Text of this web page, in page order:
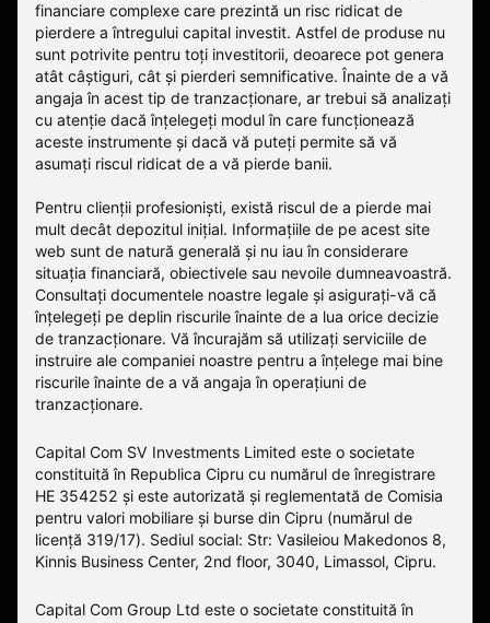
financiare complexe care prezintă un risc ridicat de
pierdere a întregului capital investit. Astfel de produse nu
sunt potrivite pentru toți investitorii, deoarece pot genera
atât câștiguri, cât și pierderi semnificative. Înainte de a vă
angaja în acest tip de tranzacționare, ar trebui să analizați
cu atenție dacă înțelegeți modul în care funcționează
aceste instrumente și dacă vă puteți permite să vă
asumați riscul ridicat de a vă pierde banii.
Pentru clienții profesioniști, există riscul de a pierde mai
mult decât depozitul inițial. Informațiile de pe acest site
web sunt de natură generală și nu iau în considerare
situația financiară, obiectivele sau nevoile dumneavoastră.
Consultați documentele noastre legale și asigurați-vă că
înțelegeți pe deplin riscurile înainte de a lua orice decizie
de tranzacționare. Vă încurajăm să utilizați serviciile de
instruire ale companiei noastre pentru a înțelege mai bine
riscurile înainte de a vă angaja în operațiuni de
tranzacționare.
Capital Com SV Investments Limited este o societate
constituită în Republica Cipru cu numărul de înregistrare
HE 354252 și este autorizată și reglementată de Comisia
pentru valori mobiliare și burse din Cipru (numărul de
licență 319/17). Sediul social: Str: Vasileiou Makedonos 8,
Kinnis Business Center, 2nd floor, 3040, Limassol, Cipru.
Capital Com Group Ltd este o societate constituită în